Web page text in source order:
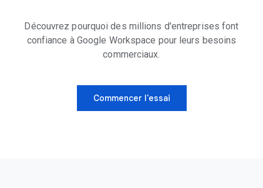
Découvrez pourquoi des millions d'entreprises font
confiance à Google Workspace pour leurs besoins
commerciaux.
Commencer l'essai